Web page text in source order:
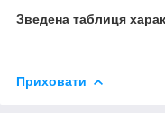
Зведена таблиця
Приховати